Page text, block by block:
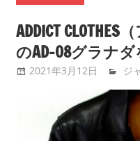
ADDICT
のAD-08グラナ
2021年3月12日 ジ